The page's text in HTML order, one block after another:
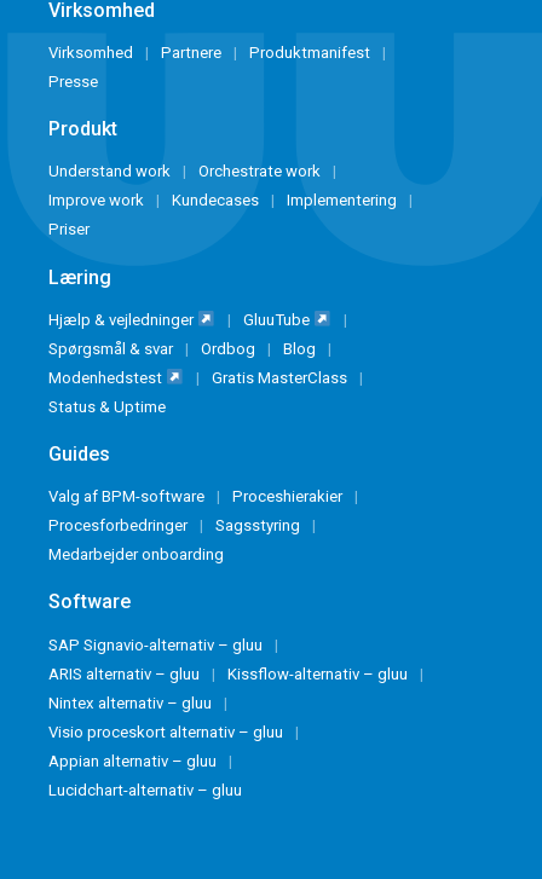
Virksomhed
Virksomhed Partnere
Produktmanifest
Presse
Produkt
Understand work
Orchestrate work
Improve work
Kundecases
Implementering
Priser
Læring
Hjælp & vejledninger
GluuTube
Spørgsmål & svar
Ordbog
Blog
Modenhedstest
Gratis MasterClass
Status & Uptime
Guides
Valg af BPM-software
Proceshierakier
Procesforbedringer
Sagsstyring
Medarbejder onboarding
Software
SAP Signavio-alternativ – gluu
ARIS alternativ – gluu
Kissflow-alternativ – gluu
Nintex alternativ – gluu
Visio proceskort alternativ – gluu
Appian alternativ – gluu
Lucidchart-alternativ – gluu